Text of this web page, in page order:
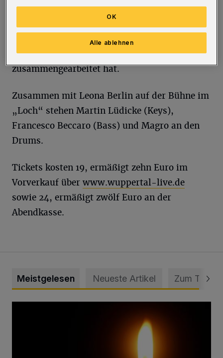
sympathische Art. Ihr Werk ist eine Mischung
aus Soul, Hip-Hop, Jazz und einer breiten
Palette zeitgenössischer Einflüsse, für die sie
bereits mit „Snoop Dogg“ und vielen anderen
zusammengearbeitet hat.
Zusammen mit Leona Berlin auf der Bühne im
„Loch“ stehen Martin Lüdicke (Keys),
Francesco Beccaro (Bass) und Magro an den
Drums.
Tickets kosten 19, ermäßigt zehn Euro im
Vorverkauf über www.wuppertal-live.de
sowie 24, ermäßigt zwölf Euro an der
Abendkasse.
Meistgelesen Neueste Artikel Zum Thema
Alle ablehnen
OK